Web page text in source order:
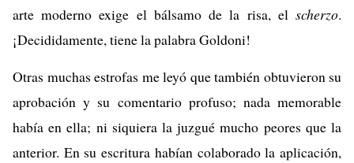
arte moderno exige el bálsamo de la risa, el scherzo.
¡Decididamente, tiene la palabra Goldoni!
Otras muchas estrofas me leyó que también obtuvieron su
aprobación y su comentario profuso; nada memorable
había en ella; ni siquiera la juzgué mucho peores que la
anterior. En su escritura habían colaborado la aplicación,